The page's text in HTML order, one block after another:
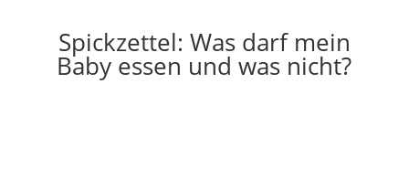
Spickzettel: Was darf mein
Baby essen und was nicht?